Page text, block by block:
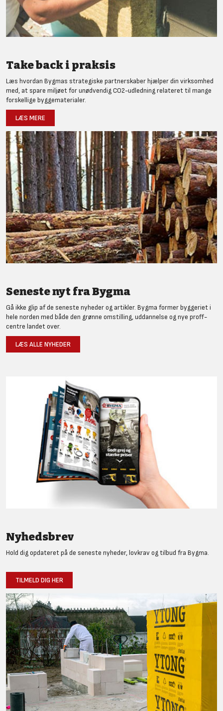
Take back i praksis
Læs hvordan Bygmas strategiske partnerskaber hjælper din virksomhed
med, at spare miljøet for unødvendig CO2-udledning relateret til mange
forskellige byggematerialer.
LÆS MERE
Seneste nyt fra Bygma
Gå ikke glip af de seneste nyheder og artikler. Bygma former byggeriet i
hele norden med både den grønne omstilling, uddannelse og nye proff-
centre landet over.
LÆS ALLE NYHEDER
Nyhedsbrev
Hold dig opdateret på de seneste nyheder, lovkrav og tilbud fra Bygma.
TILMELD DIG HER